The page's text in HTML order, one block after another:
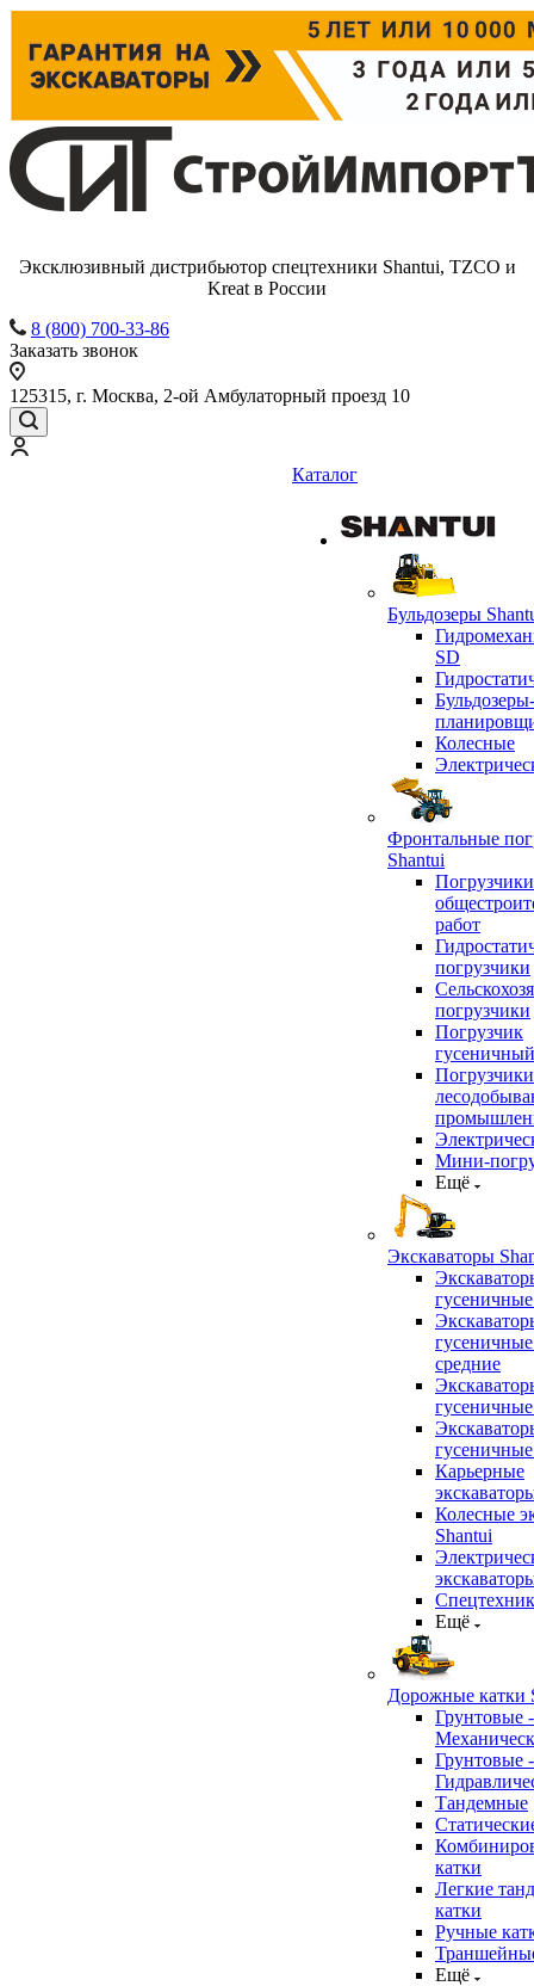
Эксклюзивный дистрибьютор спецтехники Shantui, TZCO и
Kreat в России
8 (800) 700-33-86
Заказать звонок
125315, г. Москва, 2-ой Амбулаторный проезд 10
Каталог
Бульдозеры
SD
Бульдозеры-
Колесные
Фронтальные
Shantui
работ
погрузчики
погрузчики
Погрузчик
гусеничный
Мини-
Ещё
Экскаваторы
средние
Карьерные
Колесные
Shantui
Ещё
Дорожные катки
Грунтовые -
Грунтовые -
Тандемные
катки
Легкие
катки
Ручные
Ещё